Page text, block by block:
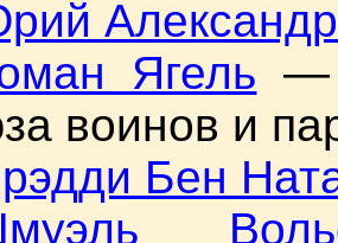
Ягель —
воинов и
Бен